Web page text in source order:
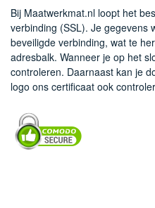
Bij Maatwerkmat.nl loopt het
verbinding (SSL). Je gegevens
beveiligde verbinding, wat te
adresbalk. Wanneer je op het
controleren. Daarnaast kan je
logo ons certificaat ook